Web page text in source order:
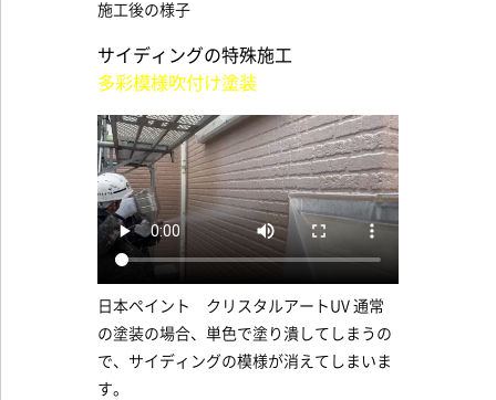
施工後の様子
サイディングの特殊施工
多彩模様吹付け塗装
日本ペイント クリスタルアートUV 通常
の塗装の場合、単色で塗り潰してしまうの
で、サイディングの模様が消えてしまいま
す。